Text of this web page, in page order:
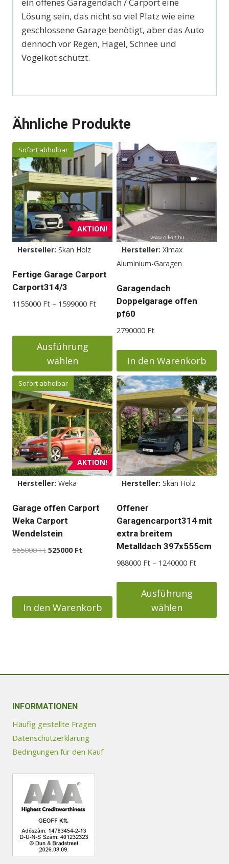
Lösung sein, das nicht so viel Platz wie eine
geschlossene Garage benötigt, aber das Auto
dennoch vor Regen, Hagel, Schnee und
Vogelkot schützt.
Ähnliche Produkte
AKTION!
Sofort abholbar
Hersteller: Skan Holz
Fertige Garage Carport
Carport314/3
1155000 Ft – 1599000 FtPreisspanne:
1155000 Ft
1599000 Ft
Ausführung
wählen
Dieses
Produkt
weist
mehrere
Varianten
auf.
Die
Optionen
können
auf
der
Produktseite
Hersteller: Ximax
Aluminium-Garagen
Garagendach
Doppelgarage offen
pf60
2790000 Ft
In den Warenkorb
AKTION!
Sofort abholbar
Hersteller: Weka
Garage offen Carport
Weka Carport
Wendelstein
565000Ft Ursprünglicher
525000 Ft
525000 Ft.
In den Warenkorb
Hersteller: Skan Holz
Offener
Garagencarport314 mit
extra breitem
Metalldach 397x555cm
988000 Ft – 1240000 Ft
bis
Ausführung
wählen
INFORMATIONEN
Häufig gestellte Fragen
Datenschutzerklärung
Bedingungen für den Kauf